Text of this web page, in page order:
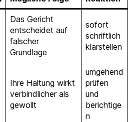
Das Gericht
entscheidet auf
falscher
Grundlage
sofort
schriftlich
klarstellen
Ihre Haltung wirkt
verbindlicher als
gewollt
umgehend
prüfen
und
berichtige
n